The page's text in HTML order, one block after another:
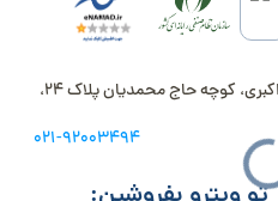
تهران، خیابان مطهری، خیابان علی اکبری، کوچه حاج محمدیان پلاک 24،
021-92003494